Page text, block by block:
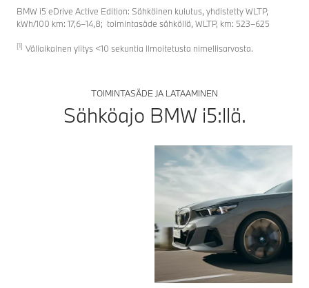
i
s
t
d
o
BMW i5 eDrive Active Edition: Sähköinen kulutus, yhdistetty WLTP,
kWh/100 km: 17,6–14,8; toimintasäde sähköllä, WLTP, km: 523–625
[1] Väliaikainen ylitys <10 sekuntia ilmoitetusta nimellisarvosta.
TOIMINTASÄDE JA LATAAMINEN
Sähköajo BMW i5:llä.